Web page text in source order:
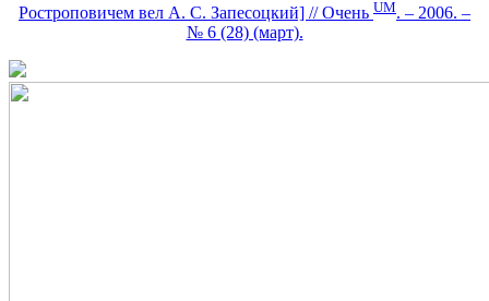
Ростроповичем вел А. С. Запесоцкий] // Очень UM. – 2006. –
№ 6 (28) (март).